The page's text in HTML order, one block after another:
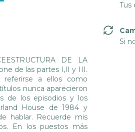
DE LA
de las partes I,II y III.
referirse a ellos como
nunca aparecieron
de los episodios y los
House de 1984 y
hablar. Recuerde mis
En los puestos más
Tus
Si